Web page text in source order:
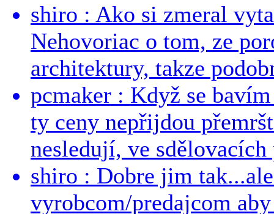
shiro : Ako si zmeral
Nehovoriac o tom, ze
architektury, takze
pcmaker : Když se
ty ceny nepřijdou
nesledují, ve sdělovacích
shiro : Dobre jim
vyrobcom/predajcom